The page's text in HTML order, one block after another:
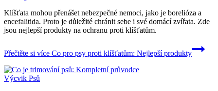
Klíšťata mohou přenášet nebezpečné nemoci, jako je borelióza a
encefalitida. Proto je důležité chránit sebe i své domácí zvířata. Zde
jsou nejlepší produkty na ochranu proti klíšťatům.
Přečtěte si více Co pro psy proti klíšťatům: Nejlepší produkty
Výcvik Psů